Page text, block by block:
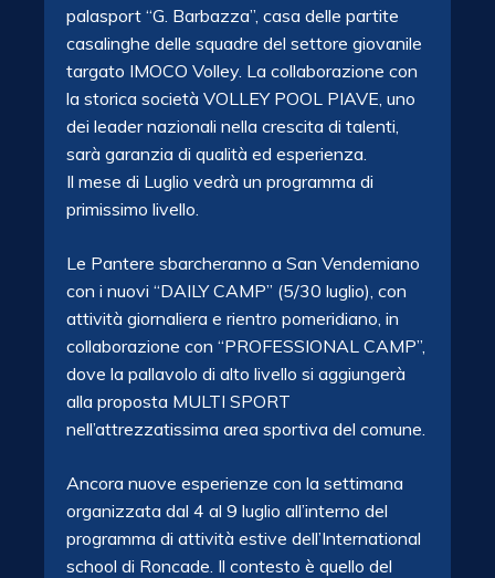
palasport “G. Barbazza”, casa delle partite
casalinghe delle squadre del settore giovanile
targato IMOCO Volley. La collaborazione con
la storica società VOLLEY POOL PIAVE, uno
dei leader nazionali nella crescita di talenti,
sarà garanzia di qualità ed esperienza.
Il mese di Luglio vedrà un programma di
primissimo livello.
Le Pantere sbarcheranno a San Vendemiano
con i nuovi “DAILY CAMP” (5/30 luglio), con
attività giornaliera e rientro pomeridiano, in
collaborazione con “PROFESSIONAL CAMP”,
dove la pallavolo di alto livello si aggiungerà
alla proposta MULTI SPORT
nell’attrezzatissima area sportiva del comune.
Ancora nuove esperienze con la settimana
organizzata dal 4 al 9 luglio all’interno del
programma di attività estive dell’International
school di Roncade. Il contesto è quello del